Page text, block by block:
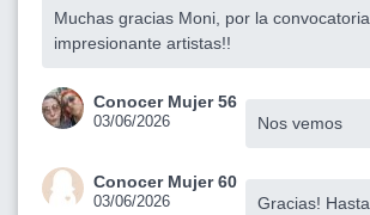
Muchas gracias Moni, por la
impresionante artistas!!
Conocer Mujer 56
03/06/2026 Nos vemos
Conocer Mujer 60
03/06/2026 Gracias!